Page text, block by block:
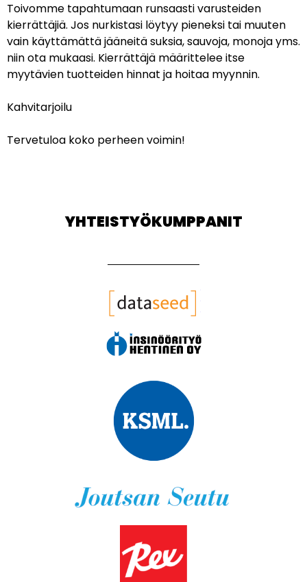
Toivomme tapahtumaan runsaasti varusteiden
kierrättäjiä. Jos nurkistasi löytyy pieneksi tai muuten
vain käyttämättä jääneitä suksia, sauvoja, monoja yms.
niin ota mukaasi. Kierrättäjä määrittelee itse
myytävien tuotteiden hinnat ja hoitaa myynnin.
Kahvitarjoilu
Tervetuloa koko perheen voimin!
YHTEISTYÖKUMPPANIT